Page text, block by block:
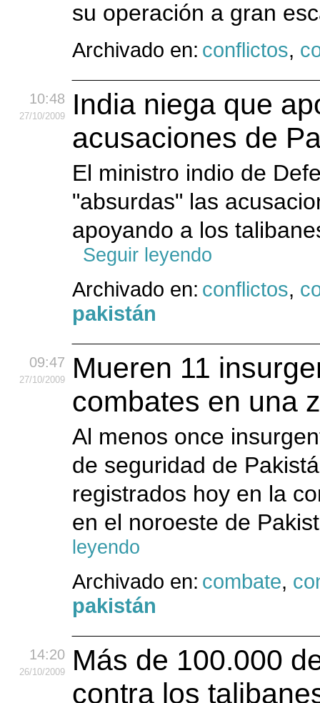
su operación a gran
Archivado en: conflictos,
10:48
27/10/2009
India niega que
acusaciones de
El ministro indio de
"absurdas" las
apoyando a los
Seguir leyendo
Archivado en: conflictos,
pakistán
09:47
27/10/2009
Mueren 11
combates en una
Al menos once
de seguridad de
registrados hoy en la
en el noroeste de
leyendo
Archivado en: combate,
pakistán
14:20
26/10/2009
Más de 100.000
contra los